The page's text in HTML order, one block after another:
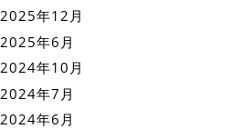
2025年12月
2025年6月
2024年10月
2024年7月
2024年6月